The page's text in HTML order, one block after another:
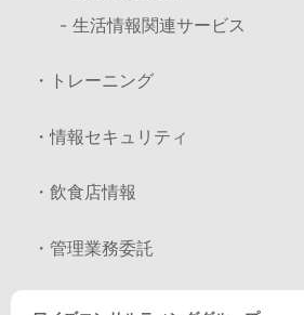
- 生活情報関連サービス
・トレーニング
・情報セキュリティ
・飲食店情報
・管理業務委託